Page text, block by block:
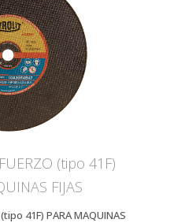
(tipo 41F)
FIJAS
41F) PARA MAQUINAS